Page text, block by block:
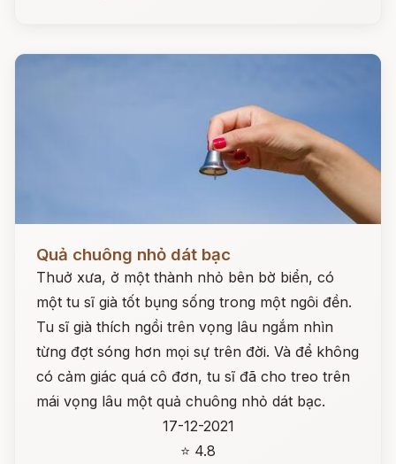
Quả chuông nhỏ dát bạc
Thuở xưa, ở một thành nhỏ bên bờ biển, có
một tu sĩ già tốt bụng sống trong một ngôi đền.
Tu sĩ già thích ngồi trên vọng lâu ngắm nhìn
từng đợt sóng hơn mọi sự trên đời. Và để không
có cảm giác quá cô đơn, tu sĩ đã cho treo trên
mái vọng lâu một quả chuông nhỏ dát bạc.
17-12-2021
⭐ 4.8